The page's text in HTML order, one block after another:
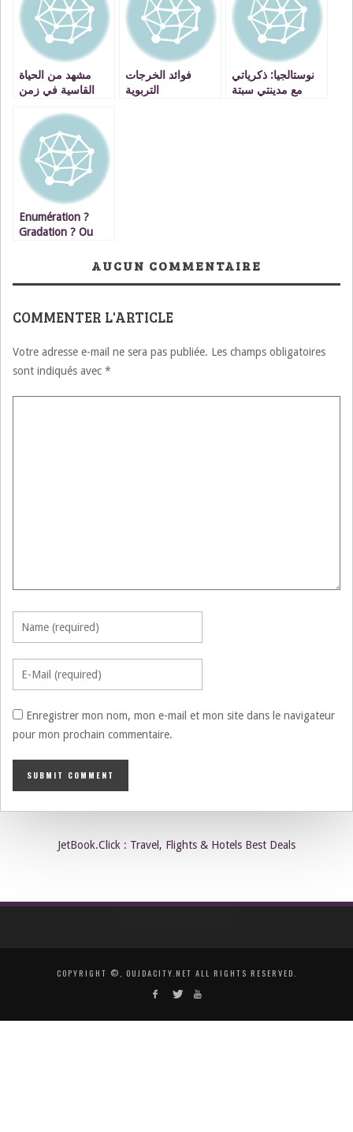
مشهد من الحياة
القاسية في زمن
فوائد الخرجات
التربوية
نوستالجيا: ذكرياتي
مع مدينتي سبتة
Enumération ?
Gradation ? Ou
AUCUN COMMENTAIRE
COMMENTER L'ARTICLE
Votre adresse e-mail ne sera pas publiée. Les champs obligatoires
sont indiqués avec *
Enregistrer mon nom, mon e-mail et mon site dans le navigateur
pour mon prochain commentaire.
JetBook.Click : Travel, Flights & Hotels Best Deals
COPYRIGHT ©, OUJDACITY.NET ALL RIGHTS RESERVED.